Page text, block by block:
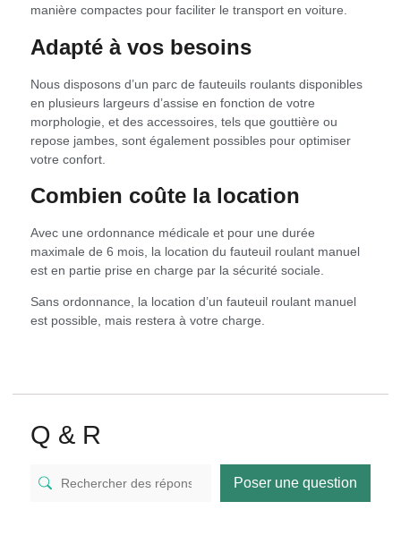
manière compactes pour faciliter le transport en voiture.
Adapté à vos besoins
Nous disposons d’un parc de fauteuils roulants disponibles
en plusieurs largeurs d’assise en fonction de votre
morphologie, et des accessoires, tels que gouttière ou
repose jambes, sont également possibles pour optimiser
votre confort.
Combien coûte la location
Avec une ordonnance médicale et pour une durée
maximale de 6 mois, la location du fauteuil roulant manuel
est en partie prise en charge par la sécurité sociale.
Sans ordonnance, la location d’un fauteuil roulant manuel
est possible, mais restera à votre charge.
Q & R
Poser une question